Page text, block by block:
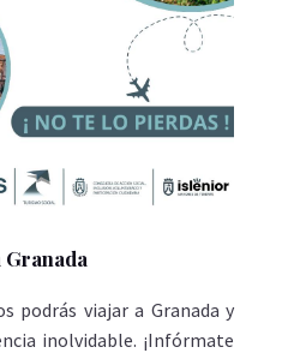
podrás viajar a Granada y
inolvidable. ¡Infórmate